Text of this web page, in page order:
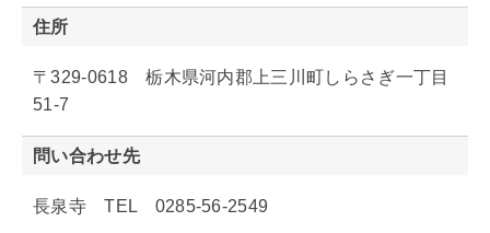
住所
〒329-0618 栃木県河内郡上三川町しらさぎ一丁目
51-7
問い合わせ先
長泉寺 TEL 0285-56-2549